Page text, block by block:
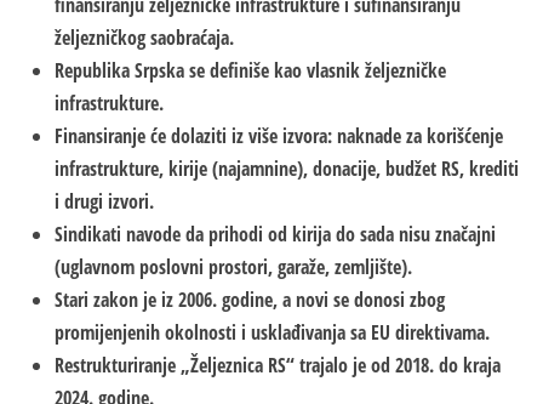
željezničkog saobraćaja.
Republika Srpska se definiše kao vlasnik željezničke
infrastrukture.
Finansiranje će dolaziti iz više izvora: naknade za korišćenje
infrastrukture, kirije (najamnine), donacije, budžet RS, krediti
i drugi izvori.
Sindikati navode da prihodi od kirija do sada nisu značajni
(uglavnom poslovni prostori, garaže, zemljište).
Stari zakon je iz 2006. godine, a novi se donosi zbog
promijenjenih okolnosti i usklađivanja sa EU direktivama.
Restrukturiranje „Željeznica RS“ trajalo je od 2018. do kraja
2024. godine.